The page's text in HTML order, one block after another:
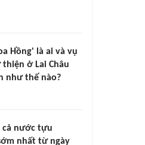
Hồng' là ai và vụ
ở Lai Châu
như thế nào?
cả nước tựu
nhất từ ngày